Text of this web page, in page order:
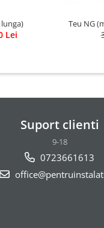
Lei
Teu NG
Suport clienti
9-18
0723661613